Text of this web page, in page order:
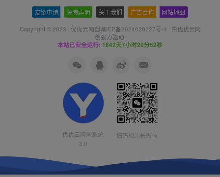
友链申请 免责声明 关于我们 广告合作 网站地图
Copyright © 2023 · 优优云网创赣ICP备2024020227号-1 · 由优优云网
创强力驱动.
本站已安全运行: 1642天7小时20分53秒
优优云网创系统
3.0
扫码加站长微信